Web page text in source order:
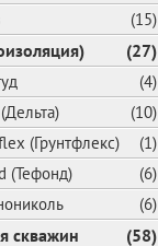
(15)
(27)
(4)
(10)
(Грунтфлекс)
(1)
(Тефонд)
(6)
(6)
скважин (58)